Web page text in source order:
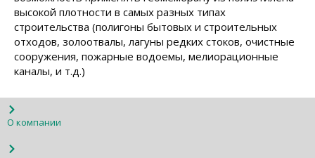
высокой плотности в самых разных типах
строительства (полигоны бытовых и строительных
отходов, золоотвалы, лагуны редких стоков, очистные
сооружения, пожарные водоемы, мелиорационные
каналы, и т.д.)
О компании